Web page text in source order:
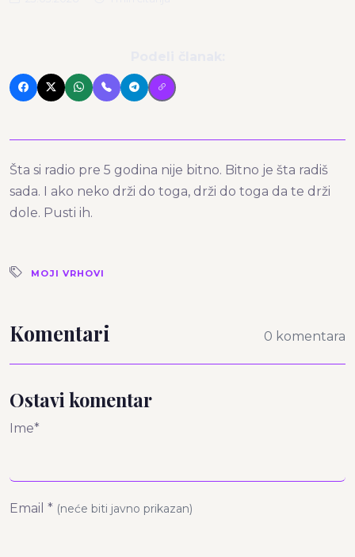
Šta si radio pre 5 godina nije bitno. Bitno je šta radiš
sada. I ako neko drži do toga, drži do toga da te drži
dole. Pusti ih.
MOJI VRHOVI
Komentari 0 komentara
Ostavi komentar
Ime*
Email * (neće biti javno prikazan)